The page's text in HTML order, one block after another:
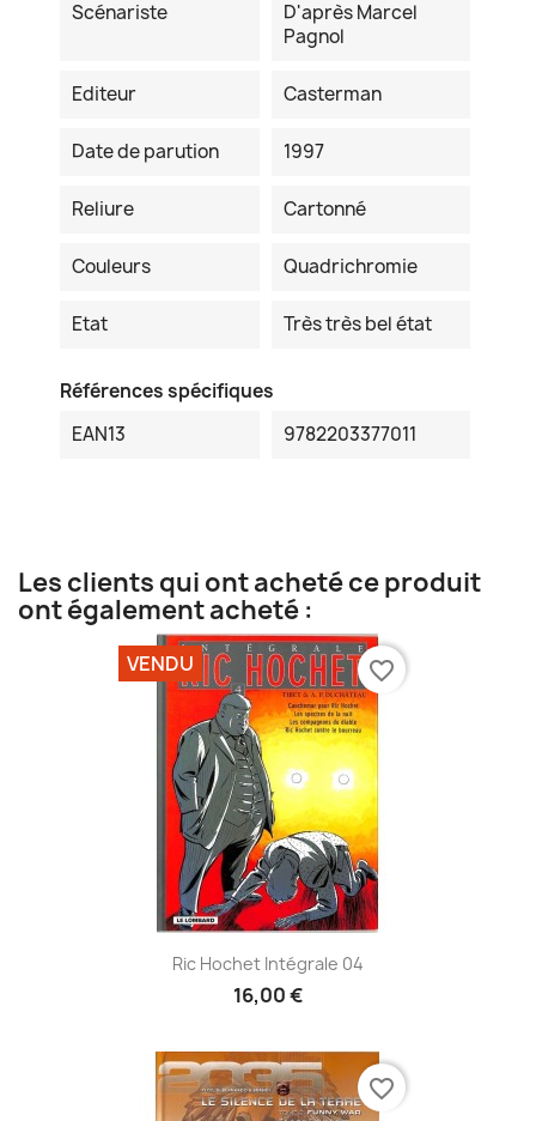
Scénariste
D'après Marcel
Pagnol
Editeur Casterman
Date de parution 1997
Reliure Cartonné
Couleurs Quadrichromie
Etat Très très bel état
Références spécifiques
EAN13
9782203377011
Les clients qui ont acheté ce produit
ont également acheté :
Ric Hochet Intégrale 04
16,00 €
VENDU favorite_border
favorite_border